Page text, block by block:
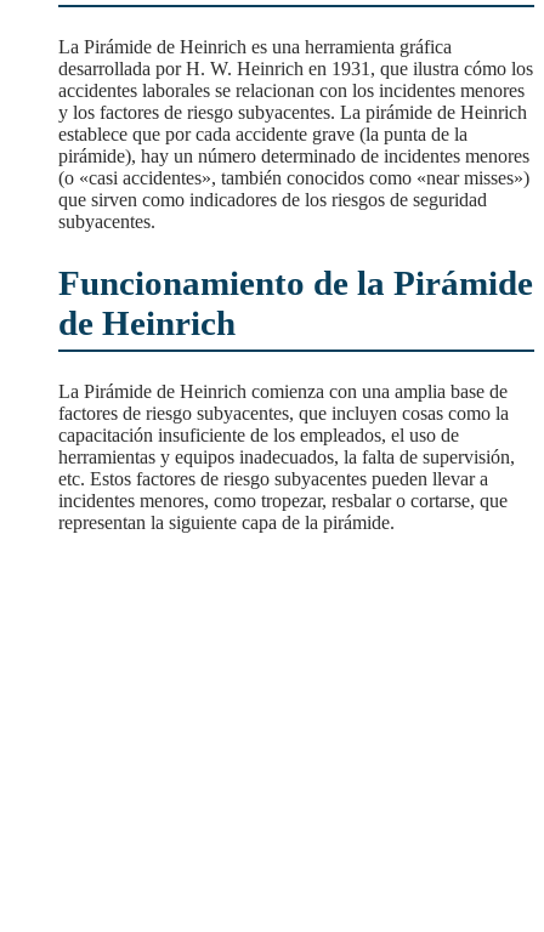
La Pirámide de Heinrich es una herramienta gráfica
desarrollada por H. W. Heinrich en 1931, que ilustra cómo los
accidentes laborales se relacionan con los incidentes menores
y los factores de riesgo subyacentes. La pirámide de Heinrich
establece que por cada accidente grave (la punta de la
pirámide), hay un número determinado de incidentes menores
(o «casi accidentes», también conocidos como «near misses»)
que sirven como indicadores de los riesgos de seguridad
subyacentes.
Funcionamiento de la Pirámide
de Heinrich
La Pirámide de Heinrich comienza con una amplia base de
factores de riesgo subyacentes, que incluyen cosas como la
capacitación insuficiente de los empleados, el uso de
herramientas y equipos inadecuados, la falta de supervisión,
etc. Estos factores de riesgo subyacentes pueden llevar a
incidentes menores, como tropezar, resbalar o cortarse, que
representan la siguiente capa de la pirámide.